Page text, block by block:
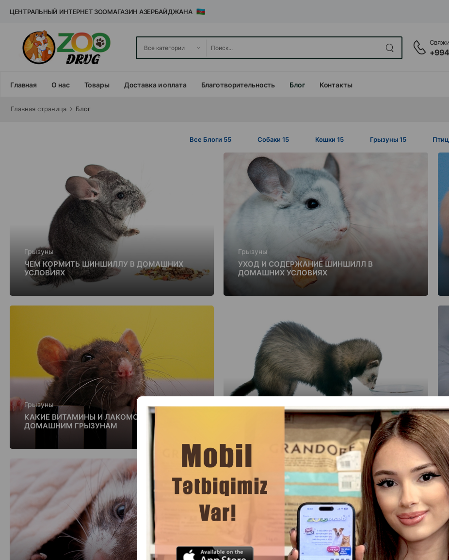
ЦЕНТРАЛЬНЫЙ ИНТЕРНЕТ ЗООМАГАЗИН АЗЕРБАЙДЖАНА
Главная О нас Товары Доставка и оплата Благотворительность Блог Контакты
Главная cтраница Блог
Все Блоги 55 Собаки 15 Кошки 15 Грызуны15
Грызуны
ЧЕМ КОРМИТЬ ШИНШИЛЛУ В ДОМАШНИХ
УСЛОВИЯХ
Грызуны
УХОД И СОДЕРЖАНИЕ ШИНШИЛЛ В
ДОМАШНИХ УСЛОВИЯХ
Грызуны
КАКИЕ ВИТАМИНЫ И ЛАКОМСТВА НУЖНЫ
ДОМАШНИМ ГРЫЗУНАМ
Грызуны
КАК ПРАВИЛЬНО КОРМИТЬ ХОРЬКА В
ДОМАШНИХ УСЛОВИЯХ
Грызуны